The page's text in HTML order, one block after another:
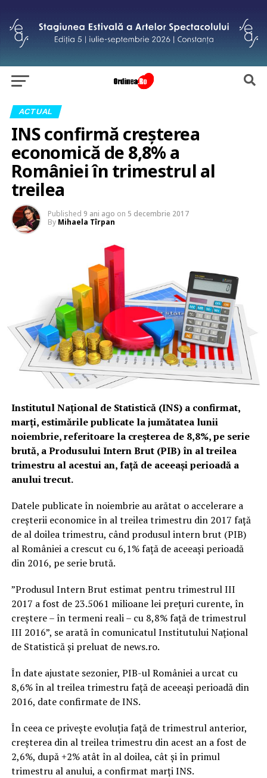
ACTUAL
INS confirmă creşterea
economică de 8,8% a
României în trimestrul al
treilea
Published 9 ani ago on 5 decembrie 2017
By Mihaela Tîrpan
Institutul Naţional de Statistică (INS) a confirmat,
marţi, estimările publicate la jumătatea lunii
noiembrie, referitoare la creşterea de 8,8%, pe serie
brută, a Produsului Intern Brut (PIB) în al treilea
trimestru al acestui an, faţă de aceeaşi perioadă a
anului trecut.
Datele publicate în noiembrie au arătat o accelerare a
creşterii economice în al treilea trimestru din 2017 faţă
de al doilea trimestru, când produsul intern brut (PIB)
al României a crescut cu 6,1% faţă de aceeaşi perioadă
din 2016, pe serie brută.
”Produsul Intern Brut estimat pentru trimestrul III
2017 a fost de 23.5061 milioane lei preţuri curente, în
creştere – în termeni reali – cu 8,8% faţă de trimestrul
III 2016”, se arată în comunicatul Institutului Național
de Statistică și preluat de news.ro.
În date ajustate sezonier, PIB-ul României a urcat cu
8,6% în al treilea trimestru faţă de aceeaşi perioadă din
2016, date confirmate de INS.
În ceea ce priveşte evoluţia faţă de trimestrul anterior,
creşterea din al treilea trimestru din acest an a fost de
2,6%, după +2% atât în al doilea, cât şi în primul
trimestru al anului, a confirmat marţi INS.